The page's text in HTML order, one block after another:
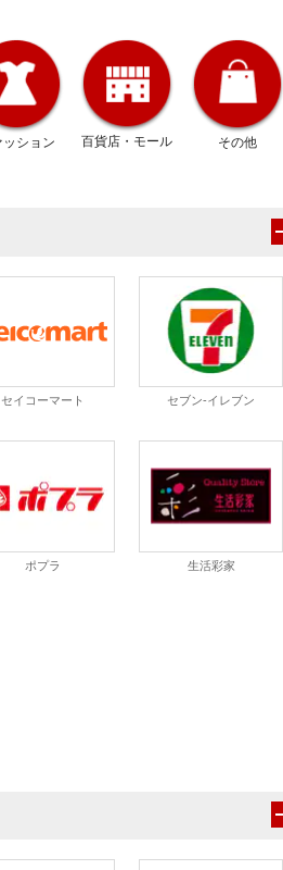
ッション 百貨店・モール その他
セイコーマート セブン-イレブン
ポプラ 生活彩家